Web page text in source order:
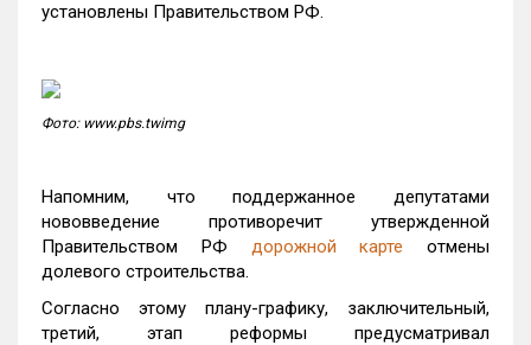
установлены Правительством РФ.
Фото: www.pbs.twimg
Напомним, что поддержанное депутатами
нововведение противоречит утвержденной
Правительством РФ дорожной карте отмены
долевого строительства.
Согласно этому плану-графику, заключительный,
третий, этап реформы предусматривал